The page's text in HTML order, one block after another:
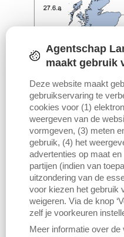
Agentschap
maakt gebruik
Deze website maakt
gebruikservaring te
cookies voor (1)
weergeven van de
vormgeven, (3) meten
gebruik, (4) het
advertenties op maat
partijen (indien van
uitzondering van de
voor kiezen het gebruik
weigeren. Via de knop
zelf je voorkeuren
Meer informatie over